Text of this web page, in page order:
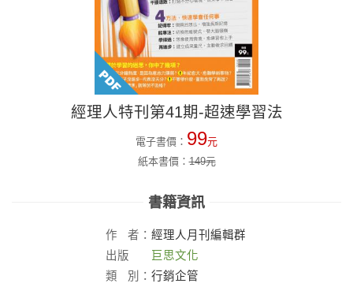
經理人特刊第41期-超速學習法
電子書價： 99元
紙本書價：149元
書籍資訊
作 者： 經理人月刊編輯群
出版
社：
巨思文化
類
別： 行銷企管